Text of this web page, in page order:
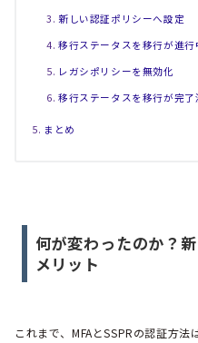
新しい認証ポリシーへ設定
移行ステータスを移行が進行
レガシポリシーを無効化
移行ステータスを移行が完了
まとめ
何が変わったのか？
メリット
これまで、MFAとSSPRの認証方